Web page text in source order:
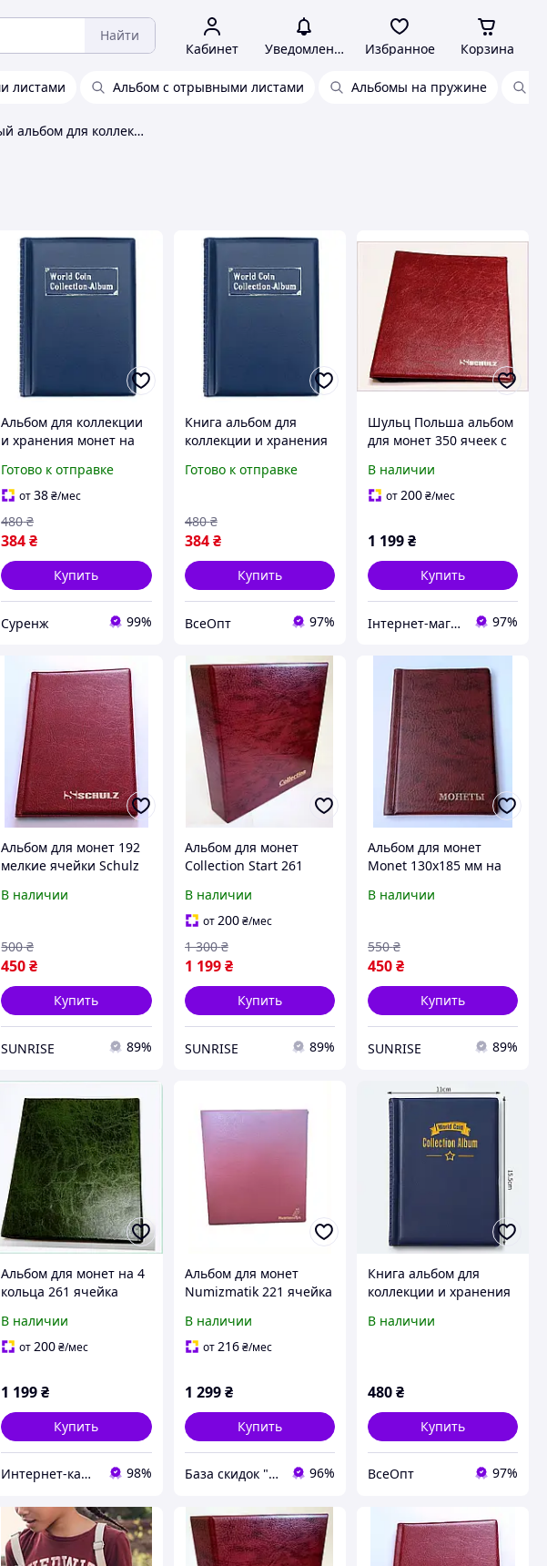
Найти
Кабинет Уведомления Избранное Корзина
листами Альбом с отрывными листами Альбомы на пружине
Темно красный альбом для коллекции
Альбом для коллекции
и хранения монет на
новый
Готово к отправке
от38₴/мес
384₴
480 ₴
Купить
Суренж 99%
Книга альбом для
коллекции и хранения
цвет темно-синий,
Готово к отправке
384 ₴
480 ₴
Купить
ВсеОпт 97%
Шульц Польша альбом
для монет 350 ячеек с
В наличии
от200₴/мес
1 199₴
Купить
Інтернет-магазин enJoy 97%
Альбом для монет 192
мелкие ячейки Schulz
(hub_jykl4r)
В наличии
450₴
500 ₴
Купить
SUNRISE 89%
Альбом для монет
Collection Start 261
(hub_zvu79i)
В наличии
от200 ₴/мес
1 199 ₴
1 300 ₴
Купить
SUNRISE 89%
Альбом для монет
Monet 130х185 мм на
Темно-красный
В наличии
450₴
550 ₴
Купить
SUNRISE 89%
Альбом для монет на 4
кольца 261 ячейка
23978PT33K
В наличии
от200₴/мес
1 199₴
Купить
Инте​рнет​-кат​алог ск​​идок "BAGSPACE" 98%
Альбом для монет
Numizmatik 221 ячейка
(hub_9ocl8i) 874B689H3
В наличии
от 216 ₴/мес
1 299 ₴
Купить
База скидок "ПромоКот" 96%
Книга альбом для
коллекции и хранения
нумизматический
В наличии
480₴
Купить
ВсеОпт 97%